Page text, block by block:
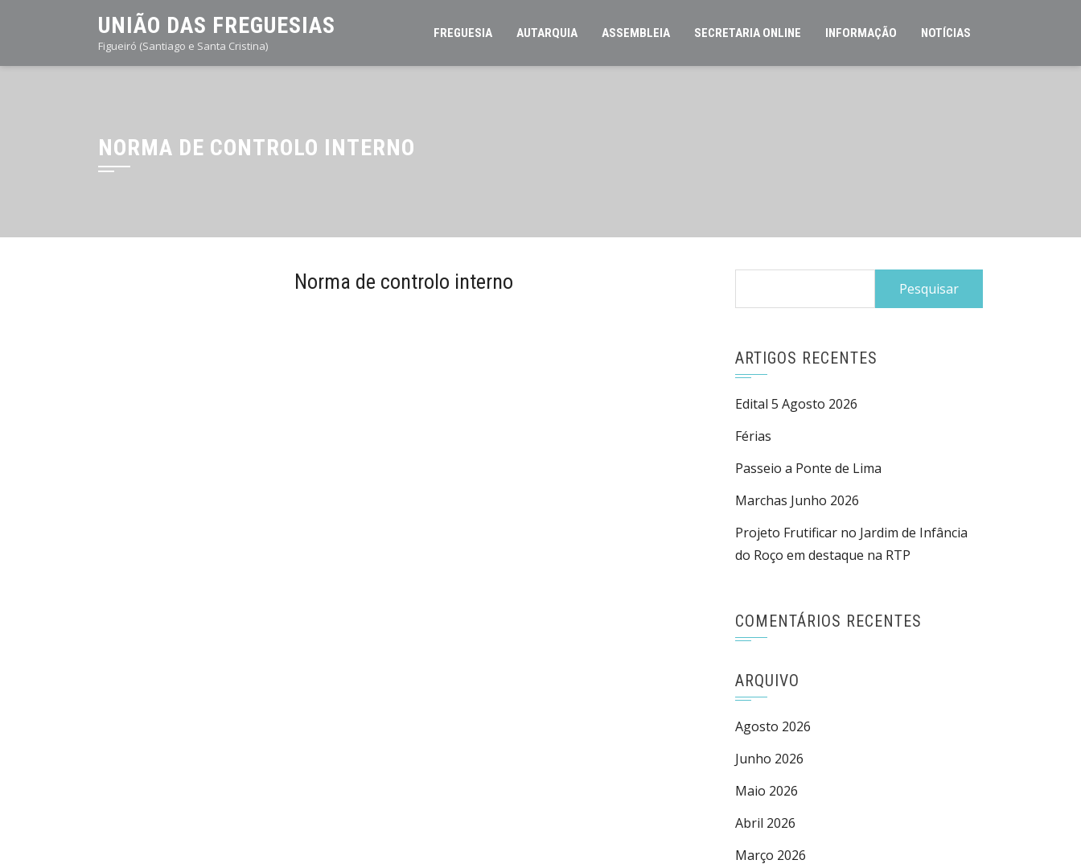
UNIÃO DAS FREGUESIAS
Figueiró (Santiago e Santa Cristina)
FREGUESIA AUTARQUIA ASSEMBLEIA SECRETARIA ONLINE INFORMAÇÃO NOTÍCIAS
NORMA DE CONTROLO INTERNO
Norma de controlo interno
ARTIGOS RECENTES
Edital 5 Agosto 2026
Férias
Passeio a Ponte de Lima
Marchas Junho 2026
Projeto Frutificar no Jardim de Infância
do Roço em destaque na RTP
COMENTÁRIOS RECENTES
ARQUIVO
Agosto 2026
Junho 2026
Maio 2026
Abril 2026
Março 2026